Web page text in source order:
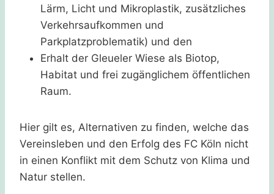
Lärm, Licht und Mikroplastik, zusätzliches
Verkehrsaufkommen und
Parkplatzproblematik) und den
Erhalt der Gleueler Wiese als Biotop,
Habitat und frei zugänglichem öffentlichen
Raum.
Hier gilt es, Alternativen zu finden, welche das
Vereinsleben und den Erfolg des FC Köln nicht
in einen Konflikt mit dem Schutz von Klima und
Natur stellen.